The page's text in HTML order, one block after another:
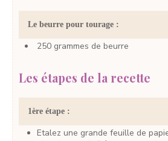
Le beurre pour tourage :
250 grammes de beurre
Les étapes de la recette
1ère étape :
Etalez une grande feuille de papier sulfurisé sur votre